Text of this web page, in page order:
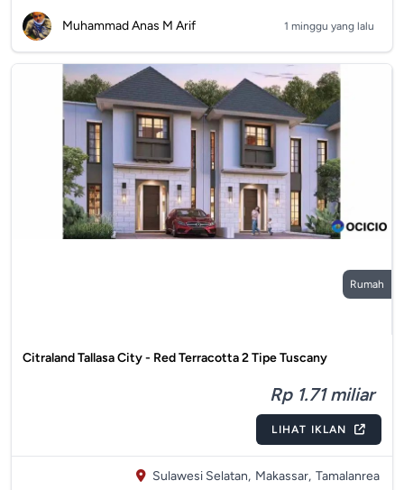
Muhammad Anas M Arif 1 minggu yang lalu
Rumah
Citraland Tallasa City - Red Terracotta 2 Tipe Tuscany
Rp 1.71 miliar
LIHAT IKLAN
Sulawesi Selatan, Makassar, Tamalanrea